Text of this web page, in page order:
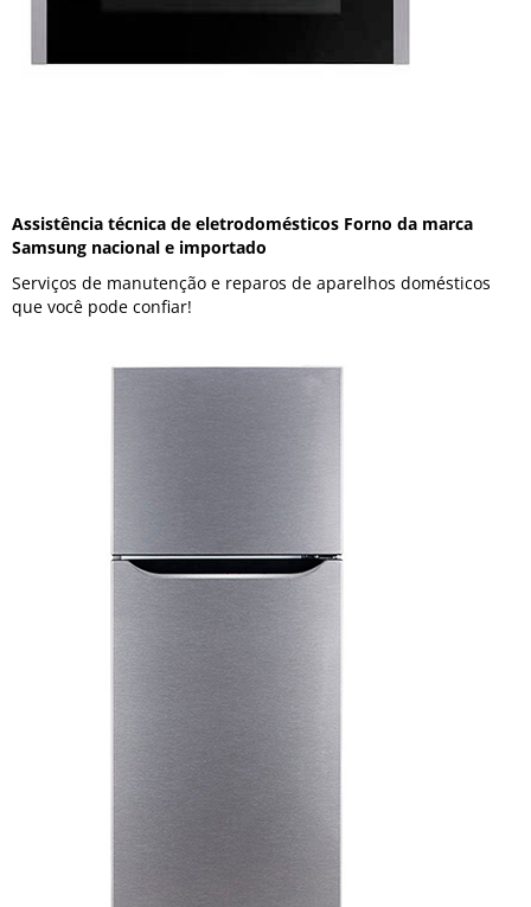
Assistência técnica de eletrodomésticos Forno da marca
Samsung nacional e importado
Serviços de manutenção e reparos de aparelhos domésticos
que você pode confiar!